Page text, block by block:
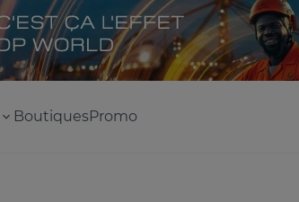
BoutiquesPromo